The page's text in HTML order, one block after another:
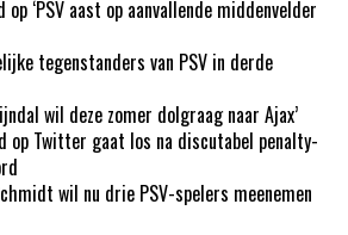
op ‘PSV aast op aanvallende middenvelder
tegenstanders van PSV in derde
wil deze zomer dolgraag naar Ajax’
op Twitter gaat los na discutabel penalty-
wil nu drie PSV-spelers meenemen